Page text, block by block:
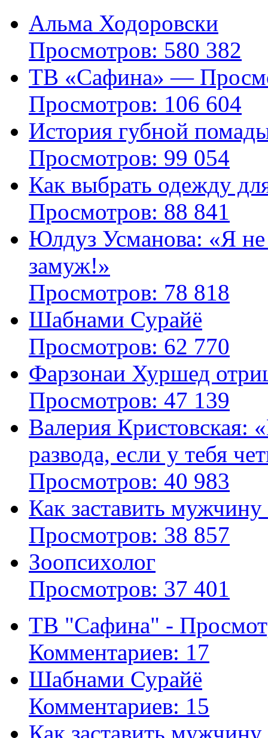
Альма Ходоровски
Просмотров: 580 382
ТВ «Сафина» —
Просмотров: 106 604
История губной
Просмотров: 99 054
Как выбрать одежду
Просмотров: 88 841
Юлдуз Усманова: «Я
замуж!»
Просмотров: 78 818
Шабнами Сурайё
Просмотров: 62 770
Фарзонаи Хуршед
Просмотров: 47 139
Валерия Кристовская:
развода, если у тебя
Просмотров: 40 983
Как заставить
Просмотров: 38 857
Зоопсихолог
Просмотров: 37 401
ТВ "Сафина" -
Комментариев: 17
Шабнами Сурайё
Комментариев: 15
Как заставить